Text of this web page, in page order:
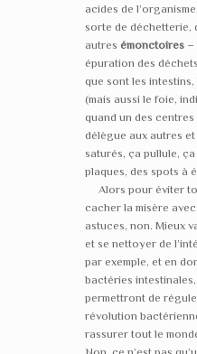
acides de
sorte de déchetterie,
autres émonctoires–
épuration des
que sont les
(mais aussi le foie,
quand un des
délègue aux autres
saturés, ça pullule,
plaques, des spots à
Alors pour éviter
cacher la misère
astuces, non. Mieux
et se nettoyer de
par exemple, et en
bactéries
permettront de
révolution
rassurer tout le